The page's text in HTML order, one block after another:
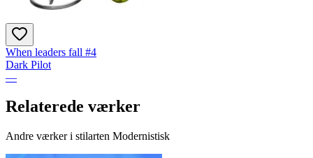
When leaders fall #4
Dark Pilot
—
Relaterede værker
Andre værker i stilarten Modernistisk